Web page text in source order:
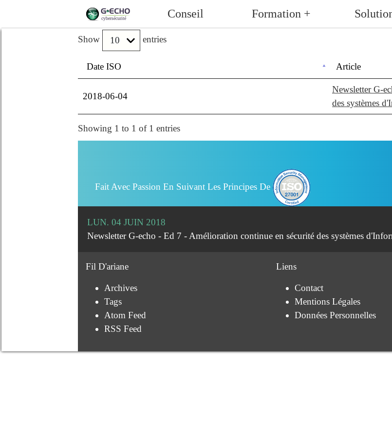
Conseil Formation +
Show entries
Date ISO Article
2018-06-04
Newsletter G-
des systèmes
Showing 1 to 1 of 1 entries
Fait Avec Passion En Suivant Les Principes De
LUN. 04 JUIN 2018
Newsletter G-echo - Ed 7 - Amélioration continue en sécurité des systèmes
Fil D'ariane
Archives
Tags
Atom Feed
RSS Feed
Liens
Contact
Mentions Légales
Données Personnelles